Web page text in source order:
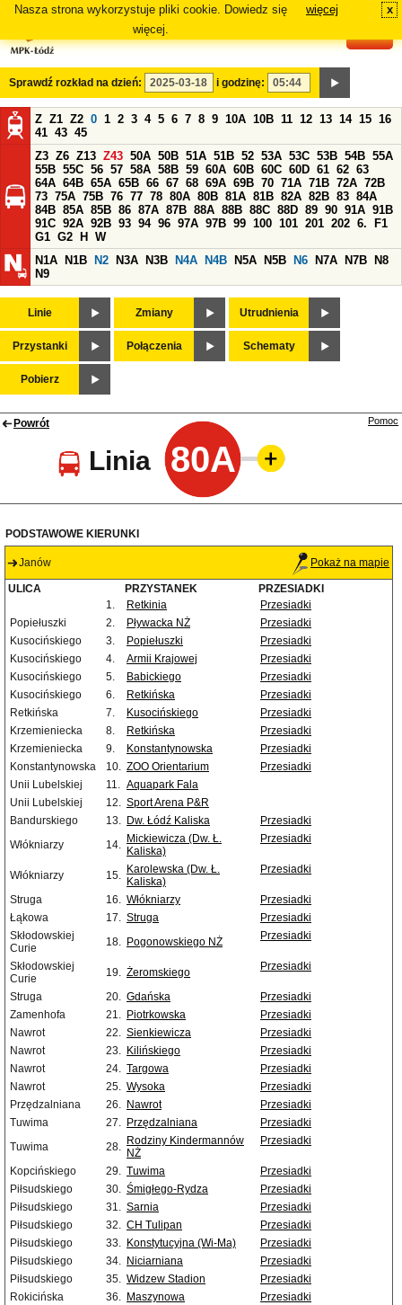
Nasza strona wykorzystuje pliki cookie. Dowiedz się
więcej.
więcej x
Sprawdź rozkład na dzień: i godzinę:
Z Z1 Z2 0 1 2 3 4 5 6 7 8 9 10A 10B 11 12 13 14 15 16
41 43 45
Z3 Z6 Z13 Z43 50A 50B 51A 51B 52 53A 53C 53B 54B 55A
55B 55C 56 57 58A 58B 59 60A 60B 60C 60D 61 62 63
64A 64B 65A 65B 66 67 68 69A 69B 70 71A 71B 72A 72B
73 75A 75B 76 77 78 80A 80B 81A 81B 82A 82B 83 84A
84B 85A 85B 86 87A 87B 88A 88B 88C 88D 89 90 91A 91B
91C 92A 92B 93 94 96 97A 97B 99 100 101 201 202 6.
F1
G1 G2 H
W
N1A
N1B N2 N3A N3B N4A N4B N5A N5B N6 N7A N7B
N8
N9
Linie Zmiany Utrudnienia
Przystanki Połączenia Schematy
Pobierz
Powrót
Linia 80A
Pomoc
PODSTAWOWE KIERUNKI
Janów Pokaż na mapie
ULICA PRZYSTANEK
PRZESIADKI
1.
Retkinia
Przesiadki
Popiełuszki
2. Pływacka NŻ
Przesiadki
Kusocińskiego
3. Popiełuszki
Przesiadki
Kusocińskiego
4. Armii Krajowej
Przesiadki
Kusocińskiego
5. Babickiego
Przesiadki
Kusocińskiego
6. Retkińska
Przesiadki
Retkińska
7. Kusocińskiego
Przesiadki
Krzemieniecka
8. Retkińska
Przesiadki
Krzemieniecka
9. Konstantynowska
Przesiadki
Konstantynowska
10. ZOO Orientarium
Przesiadki
Unii Lubelskiej
11. Aquapark Fala
Unii Lubelskiej
12. Sport Arena P&R
Bandurskiego
13. Dw. Łódź Kaliska
Przesiadki
Włókniarzy
14. Mickiewicza (Dw. Ł.
Kaliska)
Przesiadki
Włókniarzy 15. Karolewska (Dw. Ł.
Kaliska)
Przesiadki
Struga 16. Włókniarzy
Przesiadki
Łąkowa
17. Struga
Przesiadki
Skłodowskiej
Curie
18. Pogonowskiego NŻ Przesiadki
Skłodowskiej
Curie
19. Żeromskiego Przesiadki
Struga 20. Gdańska
Przesiadki
Zamenhofa
21. Piotrkowska
Przesiadki
Nawrot
22. Sienkiewicza
Przesiadki
Nawrot
23. Kilińskiego
Przesiadki
Nawrot
24. Targowa
Przesiadki
Nawrot
25. Wysoka
Przesiadki
Przędzalniana
26. Nawrot
Przesiadki
Tuwima
27. Przędzalniana
Przesiadki
Tuwima
28. Rodziny Kindermannów
NŻ
Przesiadki
Kopcińskiego 29. Tuwima
Przesiadki
Piłsudskiego
30. Śmigłego-Rydza
Przesiadki
Piłsudskiego
31. Sarnia
Przesiadki
Piłsudskiego
32. CH Tulipan
Przesiadki
Piłsudskiego
33. Konstytucyjna (Wi-Ma)
Przesiadki
Piłsudskiego
34. Niciarniana
Przesiadki
Piłsudskiego
35. Widzew Stadion
Przesiadki
Rokicińska
36. Maszynowa
Przesiadki